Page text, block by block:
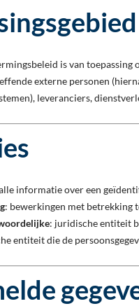
is van
externe personen
leveranciers,
informatie over een
: bewerkingen met betrekking
: juridische entiteit
entiteit die de